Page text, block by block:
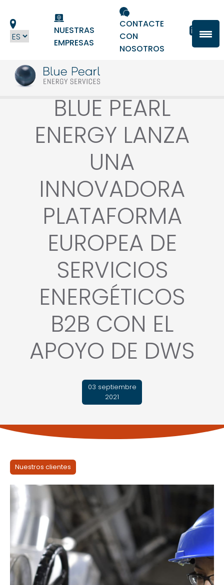
NUESTRAS
EMPRESAS
CONTACTE
CON
NOSOTROS
BLUE PEARL
ENERGY LANZA
UNA
INNOVADORA
PLATAFORMA
EUROPEA DE
SERVICIOS
ENERGÉTICOS
B2B CON EL
APOYO DE DWS
03 septiembre
2021
Nuestros clientes